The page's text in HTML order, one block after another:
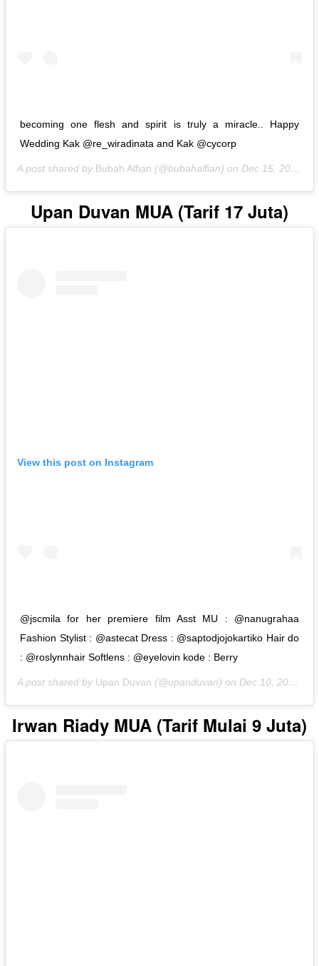
becoming one flesh and spirit is truly a miracle.. Happy
Wedding Kak @re_wiradinata and Kak @cycorp
A post shared by Bubah Alfian (@bubahalfian) on Dec 15, 2019 at 12:33am PST
Upan Duvan MUA (Tarif 17 Juta)
View this post on Instagram
@jscmila for her premiere film Asst MU : @nanugrahaa
Fashion Stylist : @astecat Dress : @saptodjojokartiko Hair do
: @roslynnhair Softlens : @eyelovin kode : Berry
A post shared by Upan Duvan (@upanduvan) on Dec 10, 2019 at 4:31am PST
Irwan Riady MUA (Tarif Mulai 9 Juta)